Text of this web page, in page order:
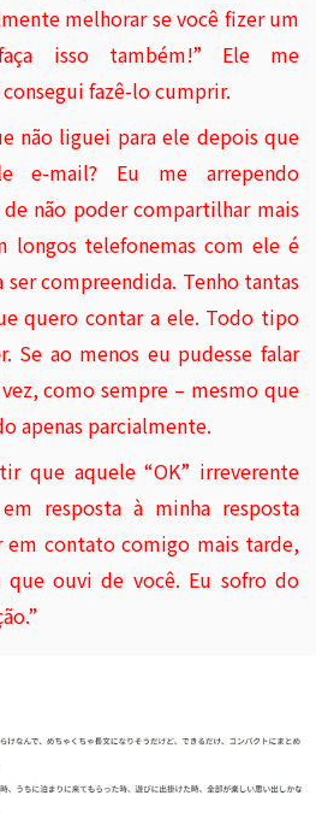
melhorar se você fizer um
isso também!” Ele me
fazê-lo cumprir.
não liguei para ele depois que
e-mail? Eu me arrependo
não poder compartilhar mais
longos telefonemas com ele é
compreendida. Tenho tantas
quero contar a ele. Todo tipo
Se ao menos eu pudesse falar
como sempre – mesmo que
apenas parcialmente.
que aquele “OK” irreverente
resposta à minha resposta
em contato comigo mais tarde,
que ouvi de você. Eu sofro do